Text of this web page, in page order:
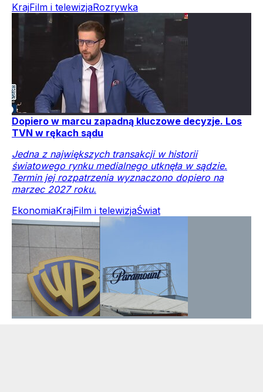
KrajFilm i telewizjaRozrywka
Dopiero w marcu zapadną kluczowe decyzje. Los
TVN w rękach sądu
Jedna z największych transakcji w historii
światowego rynku medialnego utknęła w sądzie.
Termin jej rozpatrzenia wyznaczono dopiero na
marzec 2027 roku.
EkonomiaKrajFilm i telewizjaŚwiat